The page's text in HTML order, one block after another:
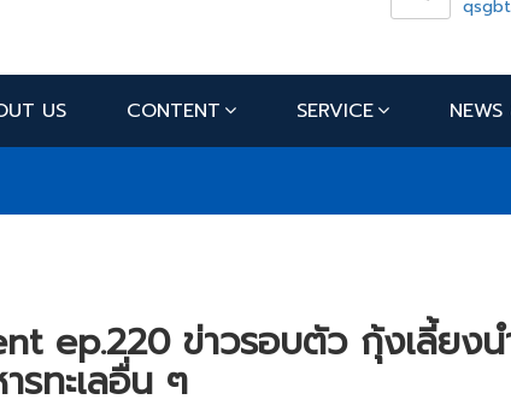
US CONTENT SERVICE
ep.220 ข่าวรอบตัว กุ้งเลี้ยง
รทะเลอื่น ๆ